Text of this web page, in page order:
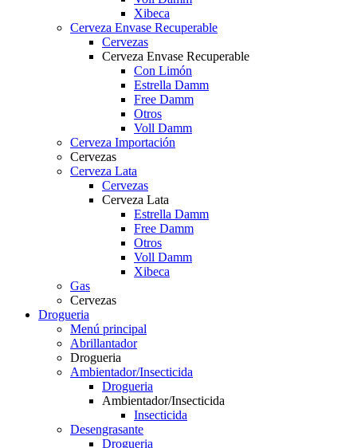
Xibeca
Cerveza Envase Recuperable
Cervezas
Cerveza Envase Recuperable
Con Limón
Estrella Damm
Free Damm
Otros
Voll Damm
Cerveza Importación
Cervezas
Cerveza Lata
Cervezas
Cerveza Lata
Estrella Damm
Free Damm
Otros
Voll Damm
Xibeca
Gas
Cervezas
Drogueria
Menú principal
Abrillantador
Drogueria
Ambientador/Insecticida
Drogueria
Ambientador/Insecticida
Insecticida
Desengrasante
Drogueria